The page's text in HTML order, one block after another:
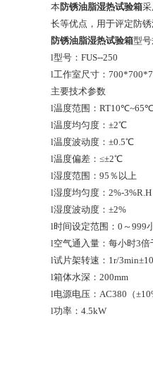
本防锈油脂湿热试验箱
长等优点，用于评定防
防锈油脂湿热试验箱型
l型号：FUS--250
l工作室尺寸：
主要技术参数
l温度范围：RT10℃~65℃
l温度均匀度：±2℃
l温度波动度：±0.5℃
l温度偏差：≤±2℃
l湿度范围：95％以上
l湿度均匀度：2%-3%R.H
l湿度波动度：±2%
l时间设定范围：0～999
l空气通入量：每小时3
l试片架转速：1r/
l箱体水深：200mm
l电源电压：AC380（
l功率：4.5kW